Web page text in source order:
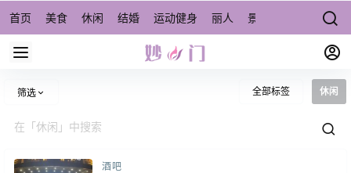
首页 美食 休闲 结婚 运动健身 丽人 景点/周边游 宠物
筛选 全部标签 休闲
酒吧